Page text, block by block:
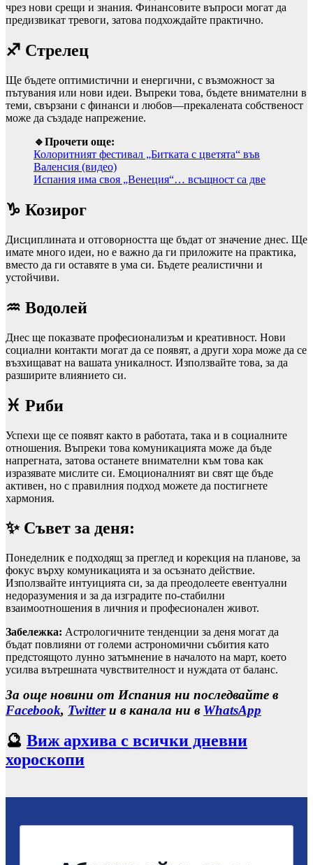
чрез нови срещи и знания. Финансовите въпроси могат да
предизвикат тревоги, затова подхождайте практично.
♐ Стрелец
Ще бъдете оптимистични и енергични, с възможност за
пътувания или нови идеи. Въпреки това, бъдете внимателни в
теми, свързани с финанси и любов—прекалената собственост
може да създаде напрежение.
🔹Прочети още:
Колоритният фестивал „Битката с цветята“ във
Валенсия (видео)
Испания има своя „Венеция“… всъщност са две
♑ Козирог
Дисциплината и отговорността ще бъдат от значение днес. Ще
имате много идеи, но е важно да ги приложите на практика,
вместо да ги оставяте в ума си. Бъдете реалистични и
устойчиви.
♒ Водолей
Днес ще показвате професионализъм и креативност. Нови
социални контакти могат да се появят, а други хора може да се
възхищават на вашата уникалност. Използвайте това, за да
разширите влиянието си.
♓ Риби
Успехи ще се появят както в работата, така и в социалните
отношения. Въпреки това комуникацията може да бъде
напрегната, затова останете внимателни към това как
изразявате мислите си. Емоционалният ви свят ще бъде
активен, но с правилния подход можете да постигнете
хармония.
✨ Съвет за деня:
Понеделник е подходящ за преглед и корекция на планове, за
фокус върху комуникацията и за осъзнато действие.
Използвайте интуицията си, за да преодолеете евентуални
недоразумения и за да изградите по‑стабилни
взаимоотношения в личния и професионален живот.
Забележка: Астрологичните тенденции за деня могат да
бъдат повлияни от големи астрономични събития като
предстоящото лунно затъмнение в началото на март, което
усилва вътрешната чувствителност и нуждата от баланс.
За още новини от Испания ни последвайте в
Facebook, Twitterи в канала ни в WhatsApp
🔮 Виж архива с всички дневни
хороскопи